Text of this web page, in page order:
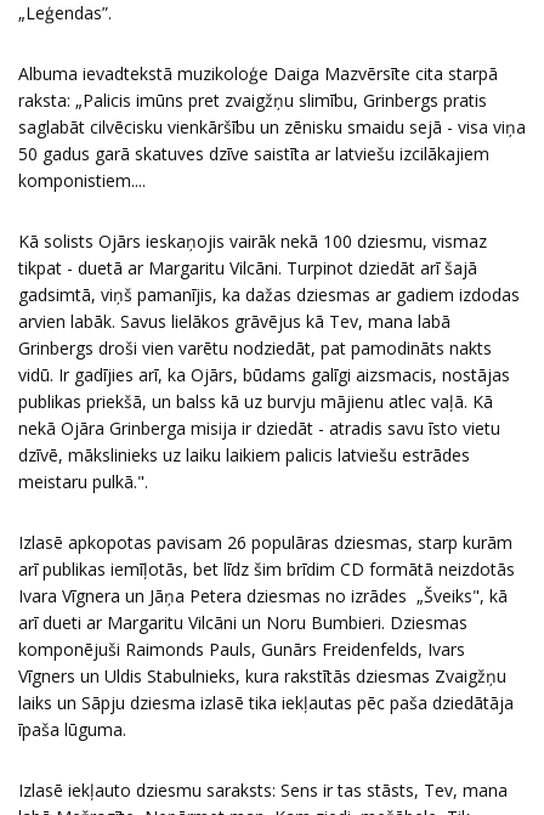
„Leģendas”.
Albuma ievadtekstā muzikoloģe Daiga Mazvērsīte cita starpā
raksta: „Palicis imūns pret zvaigžņu slimību, Grinbergs pratis
saglabāt cilvēcisku vienkāršību un zēnisku smaidu sejā - visa viņa
50 gadus garā skatuves dzīve saistīta ar latviešu izcilākajiem
komponistiem....
Kā solists Ojārs ieskaņojis vairāk nekā 100 dziesmu, vismaz
tikpat - duetā ar Margaritu Vilcāni. Turpinot dziedāt arī šajā
gadsimtā, viņš pamanījis, ka dažas dziesmas ar gadiem izdodas
arvien labāk. Savus lielākos grāvējus kā Tev, mana labā
Grinbergs droši vien varētu nodziedāt, pat pamodināts nakts
vidū. Ir gadījies arī, ka Ojārs, būdams galīgi aizsmacis, nostājas
publikas priekšā, un balss kā uz burvju mājienu atlec vaļā. Kā
nekā Ojāra Grinberga misija ir dziedāt - atradis savu īsto vietu
dzīvē, mākslinieks uz laiku laikiem palicis latviešu estrādes
meistaru pulkā.".
Izlasē apkopotas pavisam 26 populāras dziesmas, starp kurām
arī publikas iemīļotās, bet līdz šim brīdim CD formātā neizdotās
Ivara Vīgnera un Jāņa Petera dziesmas no izrādes „Šveiks", kā
arī dueti ar Margaritu Vilcāni un Noru Bumbieri. Dziesmas
komponējuši Raimonds Pauls, Gunārs Freidenfelds, Ivars
Vīgners un Uldis Stabulnieks, kura rakstītās dziesmas Zvaigžņu
laiks un Sāpju dziesma izlasē tika iekļautas pēc paša dziedātāja
īpaša lūguma.
Izlasē iekļauto dziesmu saraksts: Sens ir tas stāsts, Tev, mana